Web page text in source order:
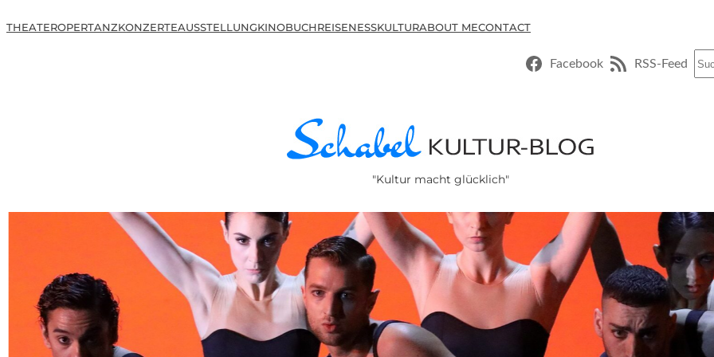
THEATEROPERTANZKONZERTEAUSSTELLUNGKINOBUCHREISENESSKULTURABOUT MECONTACT
Facebook RSS-Feed
"Kultur macht glücklich"